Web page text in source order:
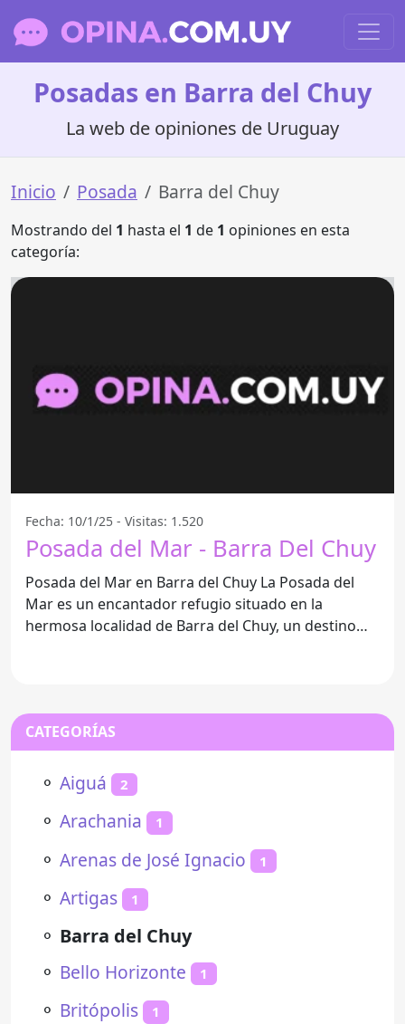
Posadas en Barra del Chuy
La web de opiniones de Uruguay
Inicio Posada Barra del Chuy
Mostrando del 1 hasta el 1 de 1 opiniones en esta
categoría:
Fecha: 10/1/25 - Visitas: 1.520
Posada del Mar - Barra Del Chuy
Posada del Mar en Barra del Chuy La Posada del
Mar es un encantador refugio situado en la
hermosa localidad de Barra del Chuy, un destino
CATEGORÍAS
⚬ Aiguá 2
⚬ Arachania 1
⚬ Arenas de José Ignacio 1
⚬ Artigas 1
⚬ Barra del Chuy
⚬ Bello Horizonte 1
⚬ Britópolis 1